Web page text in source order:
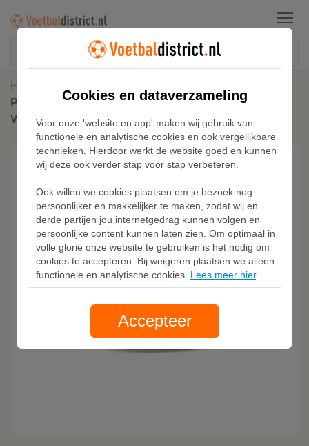
Menu
Home
PUMA Ultra 5 Match Gras / Kunstgras
Voetbalschoenen (MG) Kids Paars Wit
Cookies en dataverzameling
Voor onze 'website en app' maken wij gebruik van
functionele en analytische cookies en ook vergelijkbare
technieken. Hierdoor werkt de website goed en kunnen
wij deze ook verder stap voor stap verbeteren.
Ook willen we cookies plaatsen om je bezoek nog
persoonlijker en makkelijker te maken, zodat wij en
derde partijen jou internetgedrag kunnen volgen en
persoonlijke content kunnen laten zien. Om optimaal in
volle glorie onze website te gebruiken is het nodig om
cookies te accepteren. Bij weigeren plaatsen we alleen
functionele en analytische cookies. Lees meer hier.
Accepteer